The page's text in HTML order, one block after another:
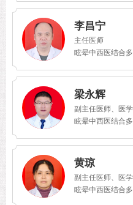
李昌宁
主任医师
眩晕中西医结合
梁永辉
副主任医师、医
眩晕中西医结合
黄琼
副主任医师、医
眩晕中西医结合